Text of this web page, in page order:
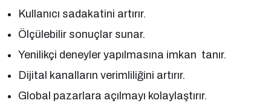
Kullanıcı sadakatini artırır.
Ölçülebilir sonuçlar sunar.
Yenilikçi deneyler yapılmasına imkan tanır.
Dijital kanalların verimliliğini artırır.
Global pazarlara açılmayı kolaylaştırır.